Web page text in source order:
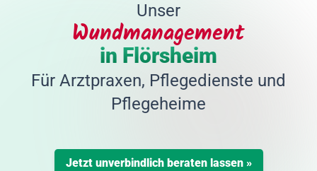
Unser
Wundmanagement
in Flörsheim
Für Arztpraxen, Pflegedienste und
Pflegeheime
Jetzt unverbindlich beraten lassen »